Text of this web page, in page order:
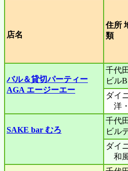
店名
住所
バル＆貸切パーティー
AGA エージーエー
千代
ビル
ダイ
洋
SAKE bar むろ
千代
ビル
ダイ
和